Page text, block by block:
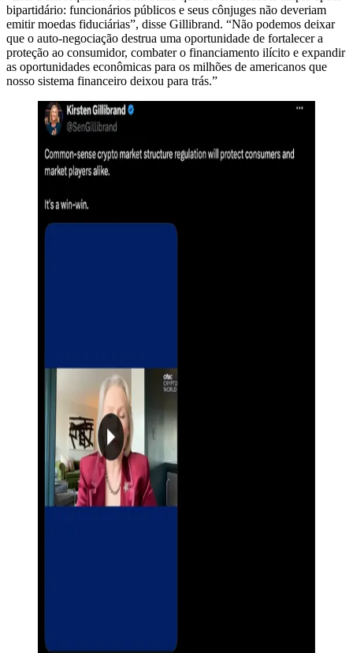
bipartidário: funcionários públicos e seus cônjuges não deveriam
emitir moedas fiduciárias”, disse Gillibrand. “Não podemos deixar
que o auto-negociação destrua uma oportunidade de fortalecer a
proteção ao consumidor, combater o financiamento ilícito e expandir
as oportunidades econômicas para os milhões de americanos que
nosso sistema financeiro deixou para trás.”